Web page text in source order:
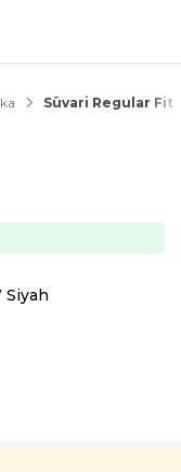
Süvari Regular Fit